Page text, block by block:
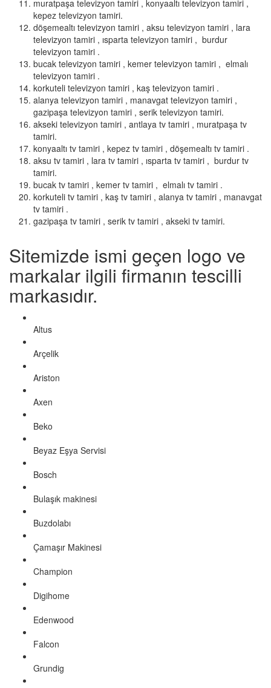
muratpaşa televizyon tamiri , konyaaltı televizyon tamiri ,
kepez televizyon tamiri.
döşemealtı televizyon tamiri , aksu televizyon tamiri , lara
televizyon tamiri , ısparta televizyon tamiri , burdur
televizyon tamiri .
bucak televizyon tamiri , kemer televizyon tamiri , elmalı
televizyon tamiri .
korkuteli televizyon tamiri , kaş televizyon tamiri .
alanya televizyon tamiri , manavgat televizyon tamiri ,
gazipaşa televizyon tamiri , serik televizyon tamiri.
akseki televizyon tamiri , antlaya tv tamiri , muratpaşa tv
tamiri.
konyaaltı tv tamiri , kepez tv tamiri , döşemealtı tv tamiri .
aksu tv tamiri , lara tv tamiri , ısparta tv tamiri , burdur tv
tamiri.
bucak tv tamiri , kemer tv tamiri , elmalı tv tamiri .
korkuteli tv tamiri , kaş tv tamiri , alanya tv tamiri , manavgat
tv tamiri .
gazipaşa tv tamiri , serik tv tamiri , akseki tv tamiri.
Sitemizde ismi geçen logo ve
markalar ilgili firmanın tescilli
markasıdır.
Altus
Arçelik
Ariston
Axen
Beko
Beyaz Eşya Servisi
Bosch
Bulaşık makinesi
Buzdolabı
Çamaşır Makinesi
Champion
Digihome
Edenwood
Falcon
Grundig